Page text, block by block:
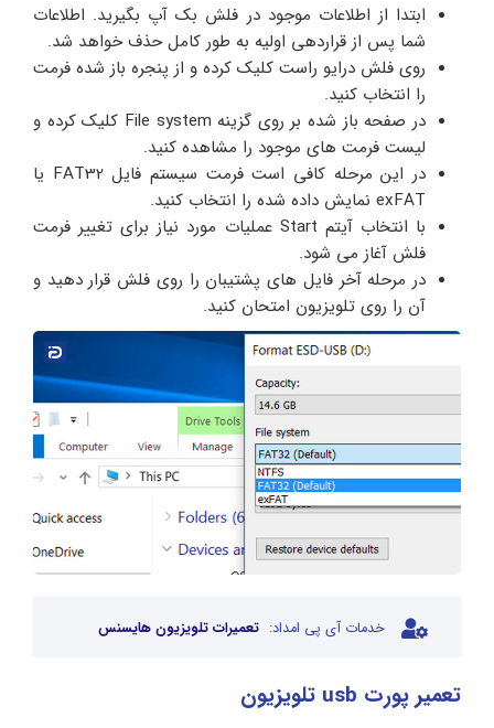
ابتدا از اطلاعات موجود در فلش بک آپ بگیرید. اطلاعات
شما پس از قراردهی اولیه به طور کامل حذف خواهد شد.
روی فلش درایو راست کلیک کرده و از پنجره باز شده فرمت
را انتخاب کنید.
در صفحه باز شده بر روی گزینه File system کلیک کرده و
لیست فرمت های موجود را مشاهده کنید.
در این مرحله کافی است فرمت سیستم فایل FAT32 یا
exFAT نمایش داده شده را انتخاب کنید.
با انتخاب آیتم Start عملیات مورد نیاز برای تغییر فرمت
فلش آغاز می شود.
در مرحله آخر فایل های پشتیبان را روی فلش قرار دهید و
آن را روی تلویزیون امتحان کنید.
خدمات آی پی امداد: تعمیرات تلویزیون هایسنس
تعمیر پورت usb تلویزیون